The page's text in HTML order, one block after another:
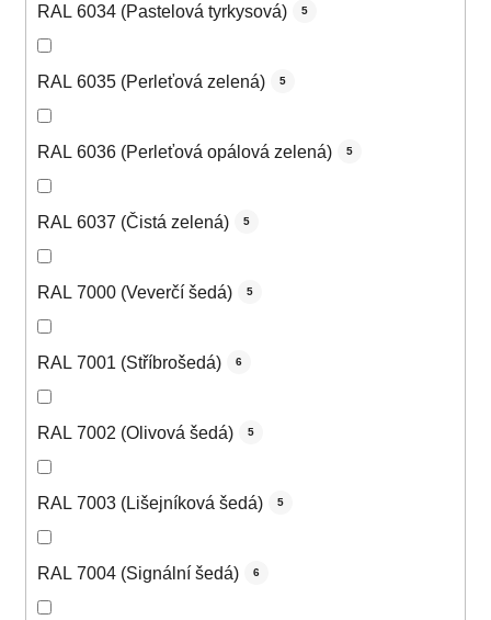
RAL 6034 (Pastelová tyrkysová) 5
RAL 6035 (Perleťová zelená) 5
RAL 6036 (Perleťová opálová zelená) 5
RAL 6037 (Čistá zelená) 5
RAL 7000 (Veverčí šedá) 5
RAL 7001 (Stříbrošedá) 6
RAL 7002 (Olivová šedá) 5
RAL 7003 (Lišejníková šedá) 5
RAL 7004 (Signální šedá) 6